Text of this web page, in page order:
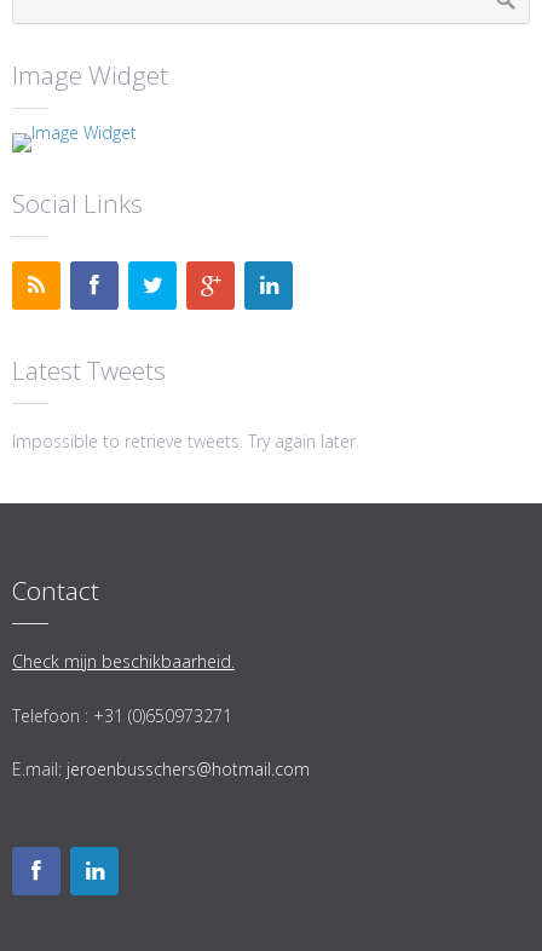
Image Widget
Social Links
Latest Tweets
Impossible to retrieve tweets. Try again later.
Contact
Check mijn beschikbaarheid.
Telefoon : +31 (0)650973271
E.mail: jeroenbusschers@hotmail.com